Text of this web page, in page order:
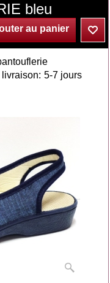
bleu
au panier
5-7 jours